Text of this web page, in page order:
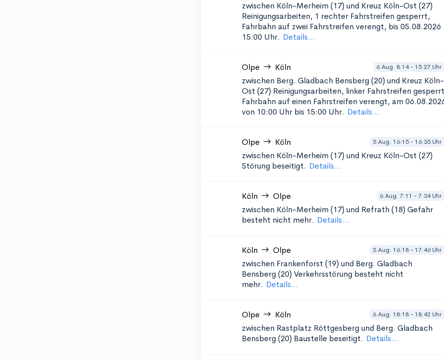
zwischen Köln-Merheim (17) und Kreuz Köln-Ost (27)
Reinigungsarbeiten, 1 rechter Fahrstreifen gesperrt,
Fahrbahn auf zwei Fahrstreifen verengt, bis 05.08.2026
15:00 Uhr. Details...
Olpe Köln 6.Aug. 8:14 - 15:27 Uhr
zwischen Berg. Gladbach Bensberg (20) und Kreuz Köln-
Ost (27) Reinigungsarbeiten, linker Fahrstreifen
Fahrbahn auf einen Fahrstreifen verengt, am
von 10:00 Uhr bis 15:00 Uhr. Details...
Olpe Köln 5.Aug. 16:15 - 16:35 Uhr
zwischen Köln-Merheim (17) und Kreuz Köln-Ost (27)
Störung beseitigt. Details...
Köln Olpe 6.Aug. 7:11 - 7:34 Uhr
zwischen Köln-Merheim (17) und Refrath (18) Gefahr
besteht nicht mehr. Details...
Köln Olpe 5.Aug. 16:18 - 17:46 Uhr
zwischen Frankenforst (19) und Berg. Gladbach
Bensberg (20) Verkehrsstörung besteht nicht
mehr. Details...
Olpe Köln 6.Aug. 18:18 - 18:42 Uhr
zwischen Rastplatz Röttgesberg und Berg. Gladbach
Bensberg (20) Baustelle beseitigt. Details...